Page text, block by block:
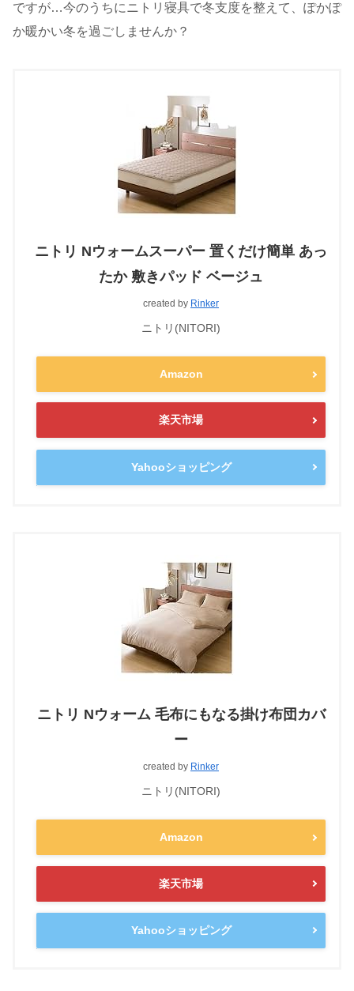
ですが…今のうちにニトリ寝具で冬支度を整えて、ぽかぽ
か暖かい冬を過ごしませんか？
ニトリ Nウォームスーパー 置くだけ簡単 あっ
たか 敷きパッド ベージュ
created by Rinker
ニトリ(NITORI)
Amazon
楽天市場
Yahooショッピング
ニトリ Nウォーム 毛布にもなる掛け布団カバ
ー
created by Rinker
ニトリ(NITORI)
Amazon
楽天市場
Yahooショッピング